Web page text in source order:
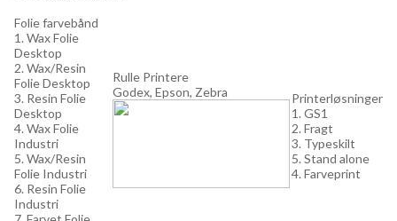
Folie farvebånd
1. Wax Folie
Desktop
2. Wax/Resin
Folie Desktop
3. Resin Folie
Desktop
4. Wax Folie
Industri
5. Wax/Resin
Folie Industri
6. Resin Folie
Industri
Rulle Printere
Godex, Epson, Zebra
Printerløsninger
1. GS1
2. Fragt
3. Typeskilt
5. Stand alone
4. Farveprint